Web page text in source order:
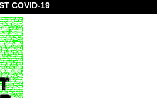
COVID-19